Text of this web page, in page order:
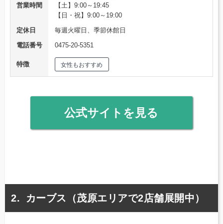
営業時間
【土】9:00～19:45
【日・祝】9:00～19:00
定休日
毎週火曜日、季節休館日
電話番号
0475-20-5351
特徴 女性もおすすめ
公式サイトを見る
カーブス（茂原エリアで2店舗展開中）